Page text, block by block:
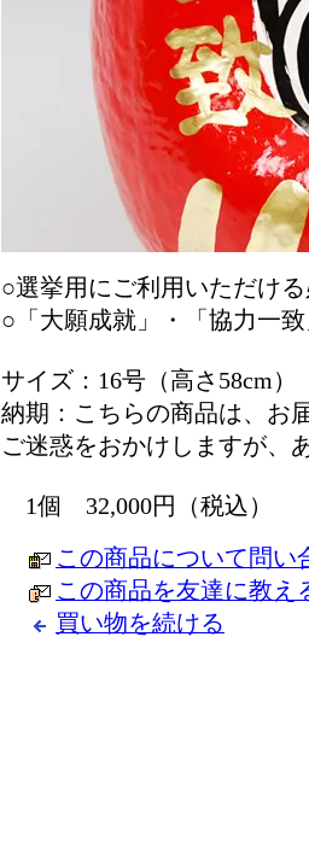
○選挙用にご利用いただけ
○「大願成就」・「協力一
サイズ：16号（高さ58cm）
納期：こちらの商品は、お
ご迷惑をおかけしますが、
1個 32,000円（税込）
この商品について問い
この商品を友達に教え
買い物を続ける